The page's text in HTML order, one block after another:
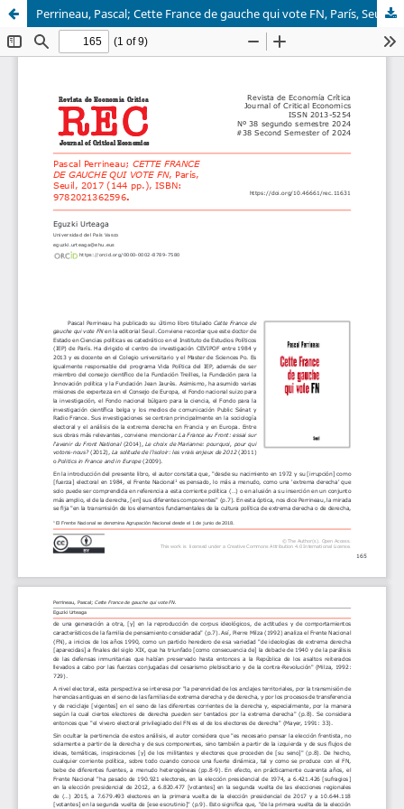
Perrineau, Pascal; Cette France de gauche qui vote FN, París, Seuil, 2017 (144 pp.), ISBN: 9782021362596